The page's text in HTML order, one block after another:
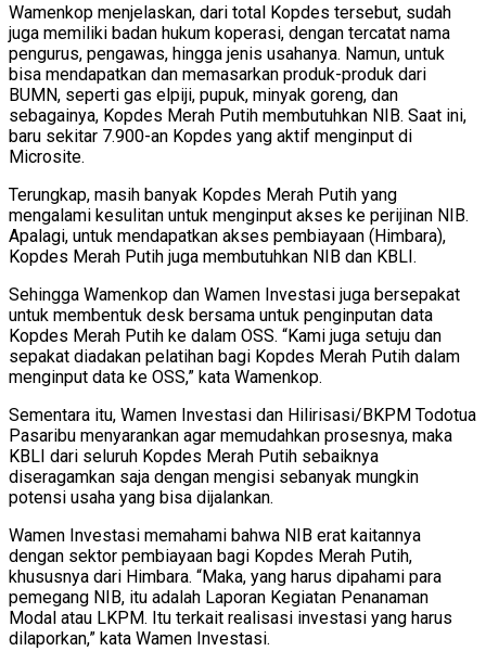
Wamenkop menjelaskan, dari total Kopdes tersebut, sudah
juga memiliki badan hukum koperasi, dengan tercatat nama
pengurus, pengawas, hingga jenis usahanya. Namun, untuk
bisa mendapatkan dan memasarkan produk-produk dari
BUMN, seperti gas elpiji, pupuk, minyak goreng, dan
sebagainya, Kopdes Merah Putih membutuhkan NIB. Saat ini,
baru sekitar 7.900-an Kopdes yang aktif menginput di
Microsite.
Terungkap, masih banyak Kopdes Merah Putih yang
mengalami kesulitan untuk menginput akses ke perijinan NIB.
Apalagi, untuk mendapatkan akses pembiayaan (Himbara),
Kopdes Merah Putih juga membutuhkan NIB dan KBLI.
Sehingga Wamenkop dan Wamen Investasi juga bersepakat
untuk membentuk desk bersama untuk penginputan data
Kopdes Merah Putih ke dalam OSS. “Kami juga setuju dan
sepakat diadakan pelatihan bagi Kopdes Merah Putih dalam
menginput data ke OSS,” kata Wamenkop.
Sementara itu, Wamen Investasi dan Hilirisasi/BKPM Todotua
Pasaribu menyarankan agar memudahkan prosesnya, maka
KBLI dari seluruh Kopdes Merah Putih sebaiknya
diseragamkan saja dengan mengisi sebanyak mungkin
potensi usaha yang bisa dijalankan.
Wamen Investasi memahami bahwa NIB erat kaitannya
dengan sektor pembiayaan bagi Kopdes Merah Putih,
khususnya dari Himbara. “Maka, yang harus dipahami para
pemegang NIB, itu adalah Laporan Kegiatan Penanaman
Modal atau LKPM. Itu terkait realisasi investasi yang harus
dilaporkan,” kata Wamen Investasi.